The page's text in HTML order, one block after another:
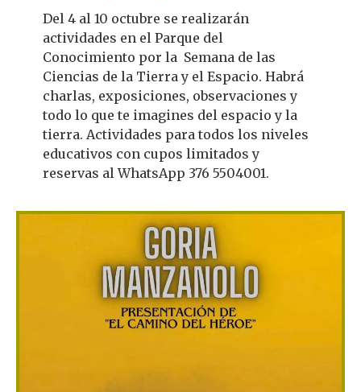
Del 4 al 10 octubre se realizarán
actividades en el Parque del
Conocimiento por la Semana de las
Ciencias de la Tierra y el Espacio. Habrá
charlas, exposiciones, observaciones y
todo lo que te imagines del espacio y la
tierra. Actividades para todos los niveles
educativos con cupos limitados y
reservas al WhatsApp 376 5504001.